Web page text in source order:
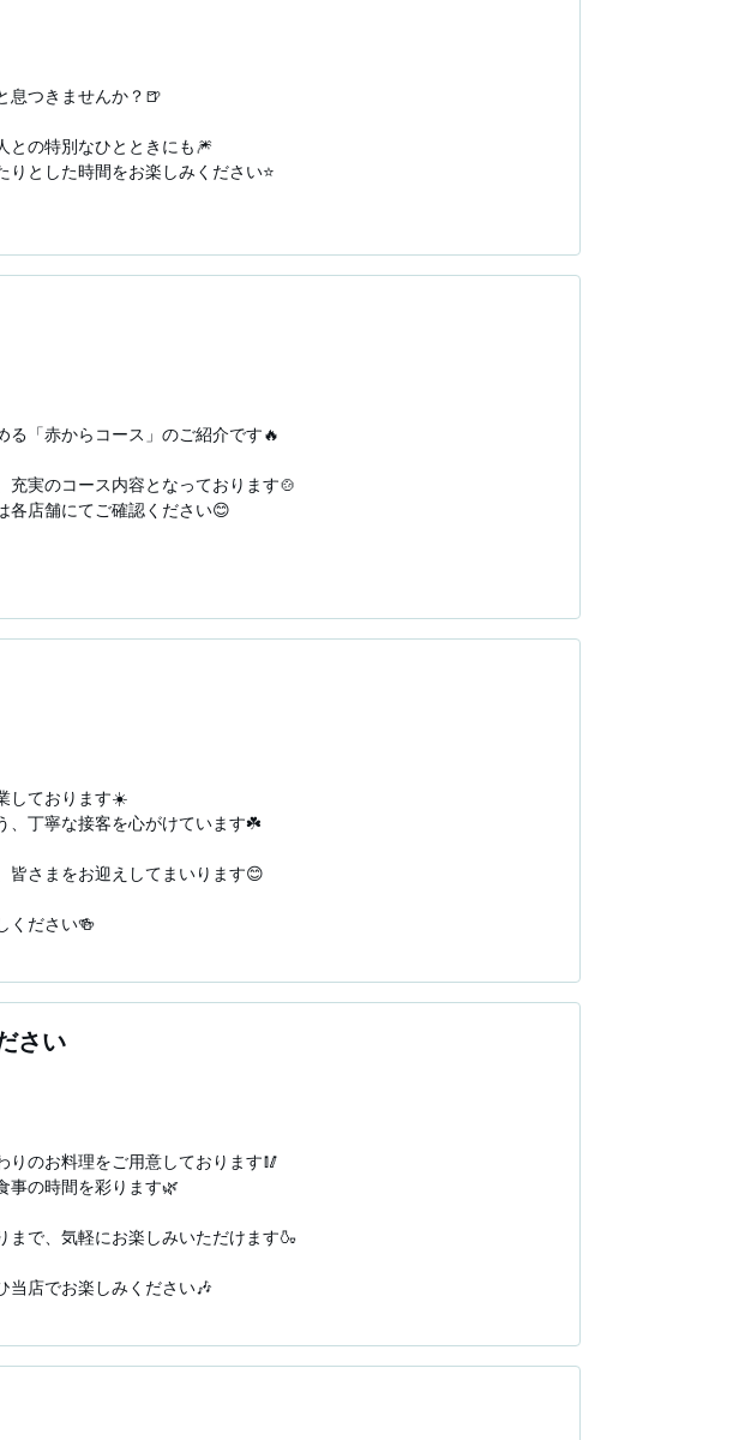
息つきませんか？🍺
との特別なひとときにも🎆
とした時間をお楽しみください⭐
ん、飲み放題付きプランもご用意しております。
「赤からコース」のご紹介です🔥
実のコース内容となっております🍲
各店舗にてご確認ください😊
ん、飲み放題付きプランもご用意しております。
しております☀️
、丁寧な接客を心がけています☘️
皆さまをお迎えしてまいります😊
ください🍻
ん、飲み放題付きプランもご用意しております。
さい
のお料理をご用意しております🥢
事の時間を彩ります🌿
まで、気軽にお楽しみいただけます🍶
当店でお楽しみください🎶
ん、飲み放題付きプランもご用意しております。